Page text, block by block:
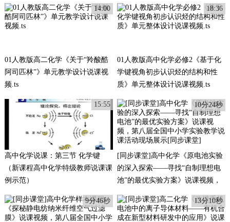
教学课例展示与研讨）
14:00
01人教版高二化学《关于“羚酸酷
阿司匹林”》单元教学设计说课视
频.ts
18:36
01人教版高中化学必修2《基于化
学键视角初步认识烃的结构和性
质》单元整体设计说课视频.ts
15:55
高中化学说课：第三节 化学键
（新课程高中化学特级教师说课课
例示范）
10分24秒
[同步课堂]高中化学《原电池实验
的深入探索——寻找“自制理想电
池”的最优实验方案》说课视频，
动现场展示[同步课堂]
9分46秒 13分10秒